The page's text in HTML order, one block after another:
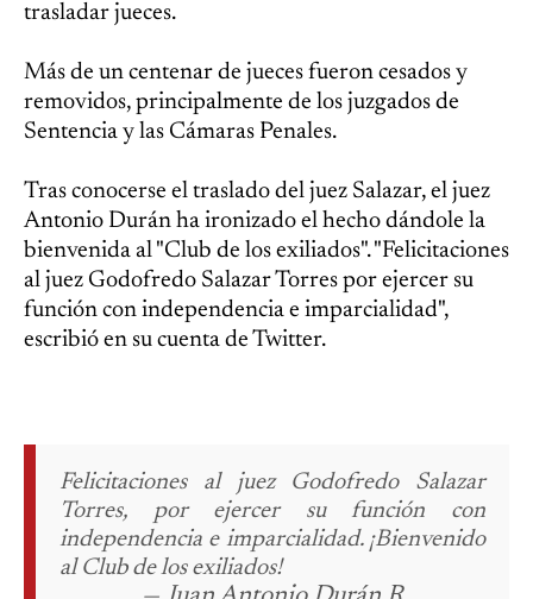
trasladar jueces.
Más de un centenar de jueces fueron cesados y
removidos, principalmente de los juzgados de
Sentencia y las Cámaras Penales.
Tras conocerse el traslado del juez Salazar, el juez
Antonio Durán ha ironizado el hecho dándole la
bienvenida al "Club de los exiliados". "Felicitaciones
al juez Godofredo Salazar Torres por ejercer su
función con independencia e imparcialidad",
escribió en su cuenta de Twitter.
Felicitaciones al juez Godofredo Salazar
Torres, por ejercer su función con
independencia e imparcialidad.¡Bienvenido
al Club de los exiliados!